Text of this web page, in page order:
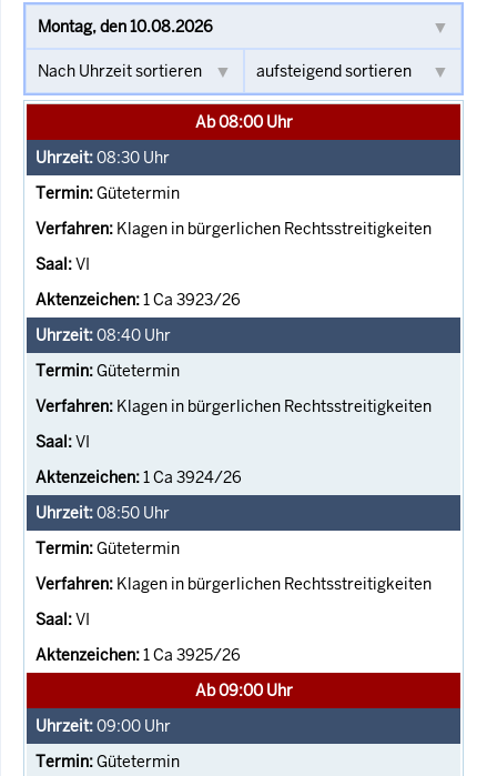
Ab 08:00 Uhr
08:30 Uhr
Gütetermin
Klagen in bürgerlichen Rechtsstreitigkeiten
VI
1 Ca 3923/26
08:40 Uhr
Gütetermin
Klagen in bürgerlichen Rechtsstreitigkeiten
VI
1 Ca 3924/26
08:50 Uhr
Gütetermin
Klagen in bürgerlichen Rechtsstreitigkeiten
VI
1 Ca 3925/26
Ab 09:00 Uhr
09:00 Uhr
Gütetermin